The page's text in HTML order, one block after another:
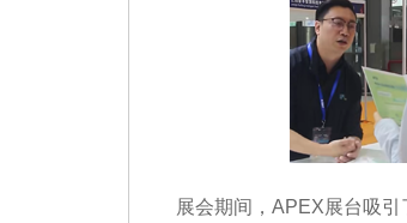
展会期间，APEX展台吸